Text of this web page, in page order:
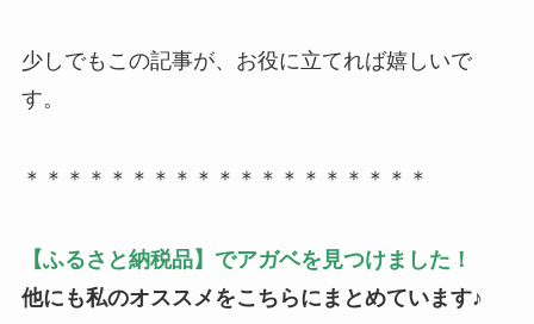
少しでもこの記事が、お役に立てれば嬉しいで
す。
＊＊＊＊＊＊＊＊＊＊＊＊＊＊＊＊＊＊＊
【ふるさと納税品】でアガベを見つけました！
他にも私のオススメをこちらにまとめています♪